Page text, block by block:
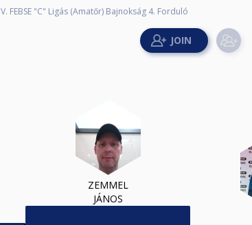
V. FEBSE "C" Ligás (Amatőr) Bajnokság 4. Forduló
ZEMMEL
JÁNOS